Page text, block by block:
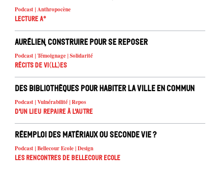
Podcast | Anthropocène
Lecture A°
Aurélien, construire pour se reposer
Podcast | Témoignage | Solidarité
Récits de Vi(ll)es
Des bibliothèques pour habiter la ville en commun
Podcast | Vulnérabilité | Repos
D'un lieu repaire à l'autre
Réemploi des matériaux ou seconde vie ?
Podcast | Bellecour Ecole | Design
Les rencontres de Bellecour Ecole